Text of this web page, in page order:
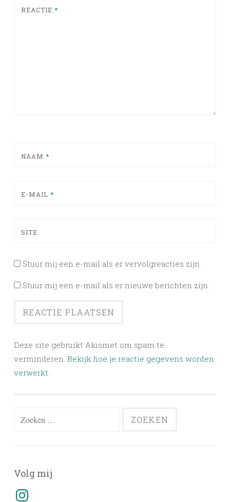
REACTIE *
NAAM *
E-MAIL *
SITE
Stuur mij een e-mail als er vervolgreacties zijn.
Stuur mij een e-mail als er nieuwe berichten zijn.
Deze site gebruikt Akismet om spam te
verminderen. Bekijk hoe je reactie gegevens worden
verwerkt.
Zoeken
Volg mij
Instagram